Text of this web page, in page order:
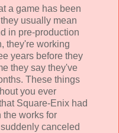
a game has been
usually mean
in pre-production
they're working
years before they
they say they've
These things
you ever
Square-Enix had
the works for
canceled